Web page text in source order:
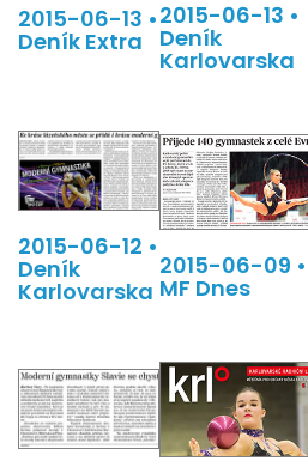
2015-06-13 •
Deník Extra
2015-06-13 •
Deník
Karlovarska
2015-06-12 •
Deník
Karlovarska
2015-06-09 •
MF Dnes